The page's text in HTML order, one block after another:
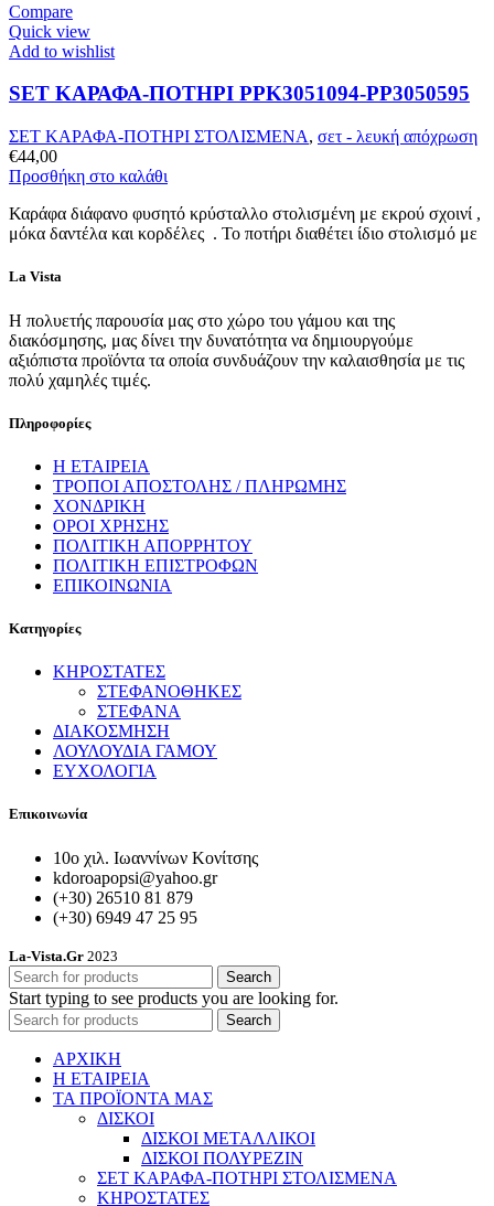
Compare
Quick view
Add to wishlist
SET ΚΑΡΑΦΑ-ΠΟΤΗΡΙ PPK3051094-PP3050595
ΣΕΤ ΚΑΡΑΦΑ-ΠΟΤΗΡΙ ΣΤΟΛΙΣΜΕΝΑ, σετ - λευκή απόχρωση
€44,00
Προσθήκη στο καλάθι
Καράφα διάφανο φυσητό κρύσταλλο στολισμένη με εκρού σχοινί ,
μόκα δαντέλα και κορδέλες . Το ποτήρι διαθέτει ίδιο στολισμό με
La Vista
Η πολυετής παρουσία μας στο χώρο του γάμου και της
διακόσμησης, μας δίνει την δυνατότητα να δημιουργούμε
αξιόπιστα προϊόντα τα οποία συνδυάζουν την καλαισθησία με τις
πολύ χαμηλές τιμές.
Πληροφορίες
Η ΕΤΑΙΡΕΙΑ
ΤΡΟΠΟΙ ΑΠΟΣΤΟΛΗΣ / ΠΛΗΡΩΜΗΣ
ΧΟΝΔΡΙΚΗ
ΟΡΟΙ ΧΡΗΣΗΣ
ΠΟΛΙΤΙΚΗ ΑΠΟΡΡΗΤΟΥ
ΠΟΛΙΤΙΚΗ ΕΠΙΣΤΡΟΦΩΝ
ΕΠΙΚΟΙΝΩΝΙΑ
Κατηγορίες
ΚΗΡΟΣΤΑΤΕΣ
ΣΤΕΦΑΝΟΘΗΚΕΣ
ΣΤΕΦΑΝΑ
ΔΙΑΚΟΣΜΗΣΗ
ΛΟΥΛΟΥΔΙΑ ΓΑΜΟΥ
ΕΥΧΟΛΟΓΙΑ
Επικοινωνία
10ο χιλ. Ιωαννίνων Κονίτσης
kdoroapopsi@yahoo.gr
(+30) 26510 81 879
(+30) 6949 47 25 95
La-Vista.Gr 2023
Search
Start typing to see products you are looking for.
Search
ΑΡΧΙΚΗ
Η ΕΤΑΙΡΕΙΑ
ΤΑ ΠΡΟΪΟΝΤΑ ΜΑΣ
ΔΙΣΚΟΙ
ΔΙΣΚΟΙ ΜΕΤΑΛΛΙΚΟΙ
ΔΙΣΚΟΙ ΠΟΛΥΡΕΖΙΝ
ΣΕΤ ΚΑΡΑΦΑ-ΠΟΤΗΡΙ ΣΤΟΛΙΣΜΕΝΑ
ΚΗΡΟΣΤΑΤΕΣ